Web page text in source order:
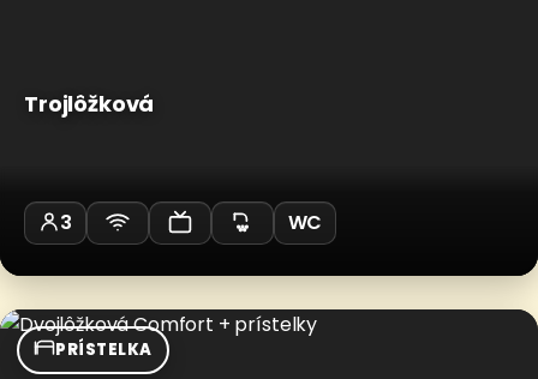
Trojlôžková
3 WC
PRÍSTELKA